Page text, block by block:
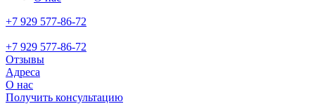
+7 929 577-86-72
+7 929 577-86-72
Отзывы
Адреса
О нас
Получить консультацию